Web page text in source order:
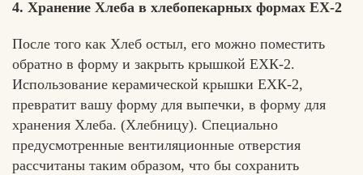
4. Хранение Хлеба в хлебопекарных формах ЕХ-2
После того как Хлеб остыл, его можно поместить
обратно в форму и закрыть крышкой ЕХК-2.
Использование керамической крышки ЕХК-2,
превратит вашу форму для выпечки, в форму для
хранения Хлеба. (Хлебницу). Специально
предусмотренные вентиляционные отверстия
рассчитаны таким образом, что бы сохранить